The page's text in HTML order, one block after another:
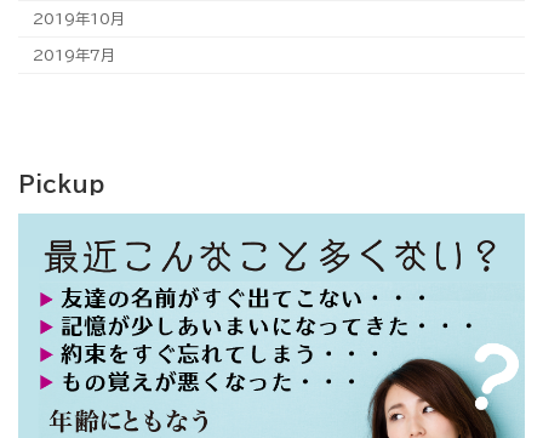
2019年10月
2019年7月
Pickup